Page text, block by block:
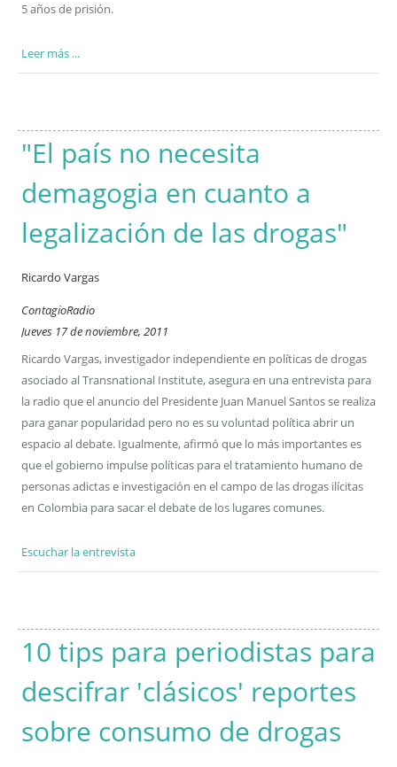
5 años de prisión.
Leer más ...
"El país no necesita
demagogia en cuanto a
legalización de las drogas"
Ricardo Vargas
ContagioRadio
Jueves 17 de noviembre, 2011
Ricardo Vargas, investigador independiente en políticas de drogas
asociado al Transnational Institute, asegura en una entrevista para
la radio que el anuncio del Presidente Juan Manuel Santos se realiza
para ganar popularidad pero no es su voluntad política abrir un
espacio al debate. Igualmente, afirmó que lo más importantes es
que el gobierno impulse políticas para el tratamiento humano de
personas adictas e investigación en el campo de las drogas ilícitas
en Colombia para sacar el debate de los lugares comunes.
Escuchar la entrevista
10 tips para periodistas para
descifrar 'clásicos' reportes
sobre consumo de drogas